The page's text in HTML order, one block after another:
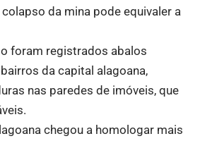
da mina pode equivaler a
foram registrados abalos
da capital alagoana,
nas paredes de imóveis, que
chegou a homologar mais